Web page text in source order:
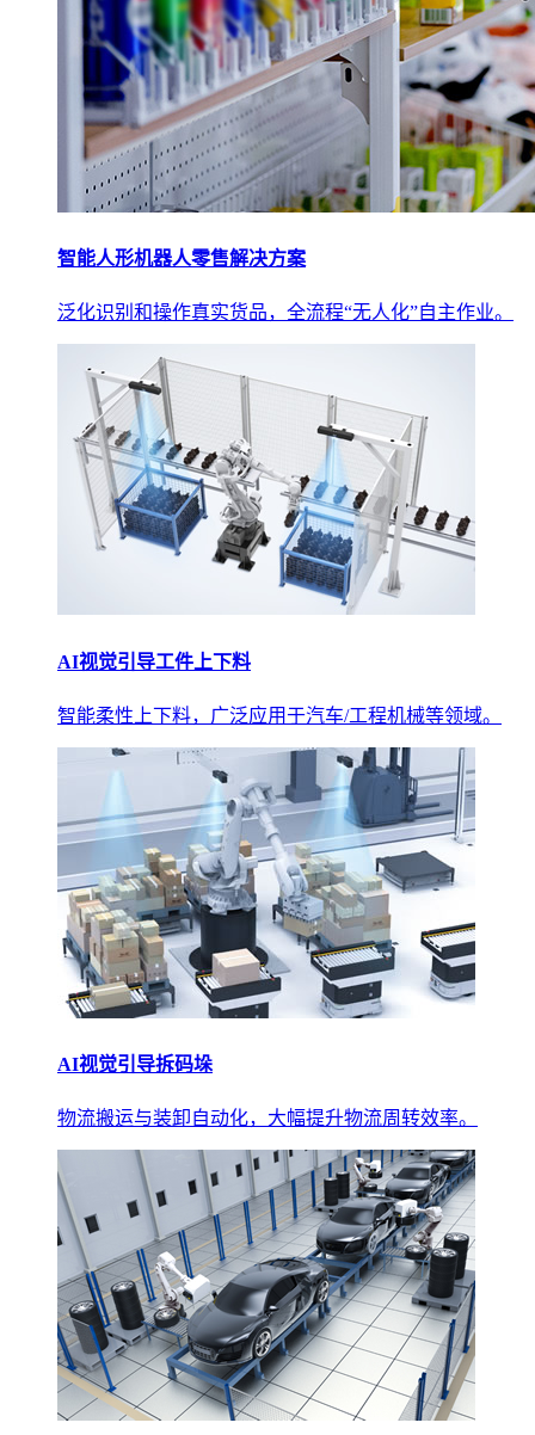
智能人形机器人零售解决方案
泛化识别和操作真实货品，全流程“无人化”自主作业。
AI视觉引导工件上下料
智能柔性上下料，广泛应用于汽车/工程机械等领域。
AI视觉引导拆码垛
物流搬运与装卸自动化，大幅提升物流周转效率。